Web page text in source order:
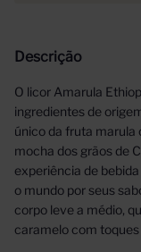
Descrição
O licor Amarula
ingredientes de
único da fruta marula
mocha dos grãos de
experiência de
o mundo por seus
corpo leve a médio,
caramelo com